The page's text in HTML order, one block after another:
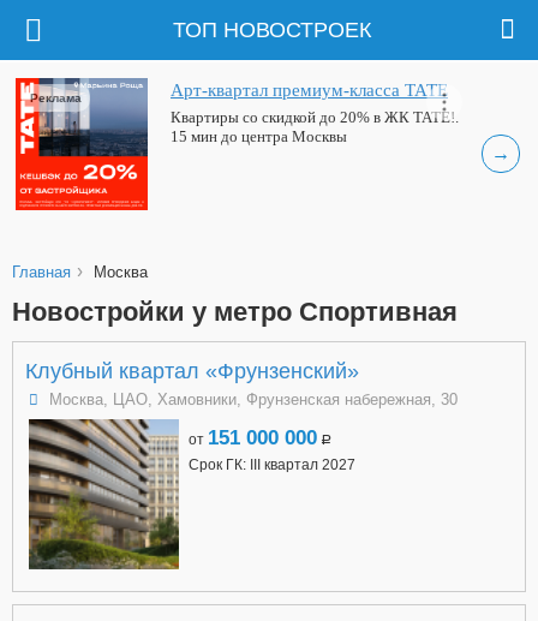
ТОП НОВОСТРОЕК
→
Арт-квартал премиум-класса ТАТЕ
Квартиры со скидкой до 20% в ЖК ТАТЕ!.
15 мин до центра Москвы
Реклама
Главная › Москва
Новостройки у метро Спортивная
Клубный квартал «Фрунзенский»
Москва, ЦАО, Хамовники, Фрунзенская набережная, 30
от 151 000 000 a
Срок ГК: III квартал 2027